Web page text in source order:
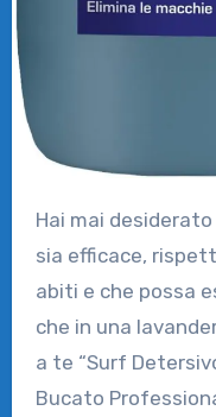
Hai mai desiderato un detersivo per bucato che
sia efficace,
abiti e che possa
che in una
a te “Surf
Bucato